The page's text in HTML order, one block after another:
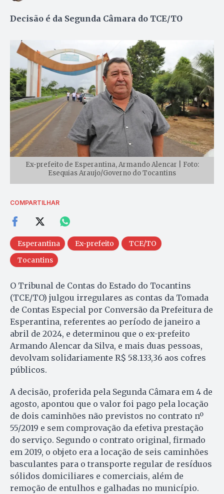
Decisão é da Segunda Câmara do TCE/TO
Ex-prefeito de Esperantina, Armando Alencar | Foto:
Esequias Araujo/Governo do Tocantins
COMPARTILHAR
Esperantina Ex-prefeito
TCE/TO
Tocantins
O Tribunal de Contas do Estado do Tocantins
(TCE/TO) julgou irregulares as contas da Tomada
de Contas Especial por Conversão da Prefeitura de
Esperantina, referentes ao período de janeiro a
abril de 2024, e determinou que o ex-prefeito
Armando Alencar da Silva, e mais duas pessoas,
devolvam solidariamente R$ 58.133,36 aos cofres
públicos.
A decisão, proferida pela Segunda Câmara em 4 de
agosto, apontou que o valor foi pago pela locação
de dois caminhões não previstos no contrato nº
55/2019 e sem comprovação da efetiva prestação
do serviço. Segundo o contrato original, firmado
em 2019, o objeto era a locação de seis caminhões
basculantes para o transporte regular de resíduos
sólidos domiciliares e comerciais, além de
remoção de entulhos e galhadas no município.